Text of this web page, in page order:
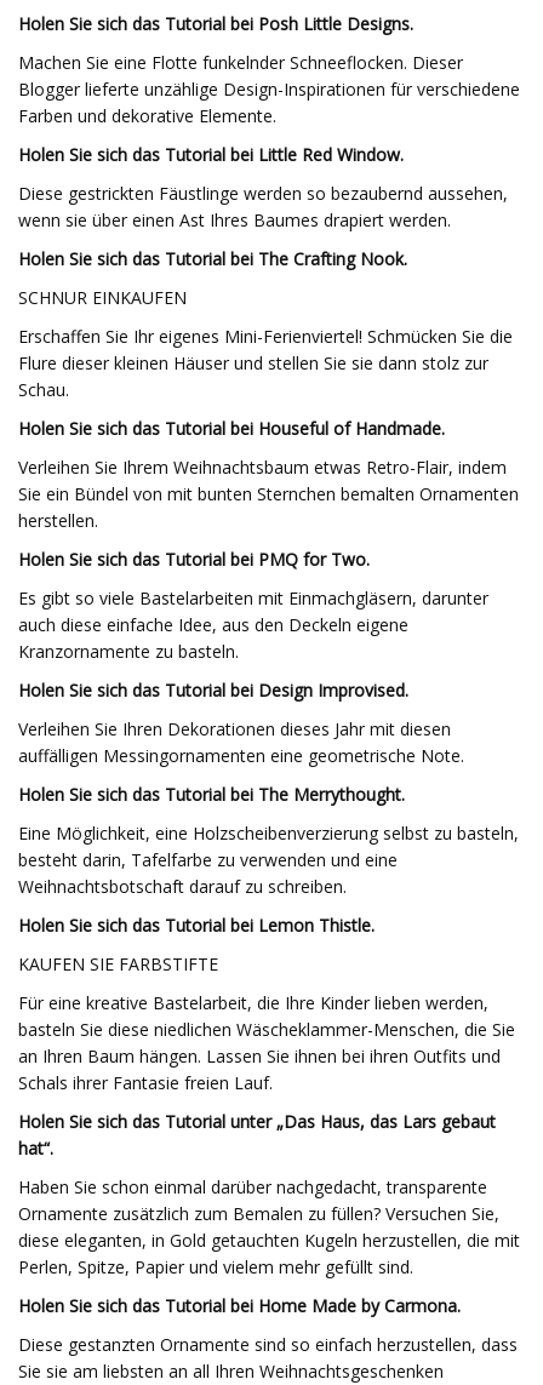
Holen Sie sich das Tutorial bei Posh Little Designs.
Machen Sie eine Flotte funkelnder Schneeflocken. Dieser
Blogger lieferte unzählige Design-Inspirationen für verschiedene
Farben und dekorative Elemente.
Holen Sie sich das Tutorial bei Little Red Window.
Diese gestrickten Fäustlinge werden so bezaubernd aussehen,
wenn sie über einen Ast Ihres Baumes drapiert werden.
Holen Sie sich das Tutorial bei The Crafting Nook.
SCHNUR EINKAUFEN
Erschaffen Sie Ihr eigenes Mini-Ferienviertel! Schmücken Sie die
Flure dieser kleinen Häuser und stellen Sie sie dann stolz zur
Schau.
Holen Sie sich das Tutorial bei Houseful of Handmade.
Verleihen Sie Ihrem Weihnachtsbaum etwas Retro-Flair, indem
Sie ein Bündel von mit bunten Sternchen bemalten Ornamenten
herstellen.
Holen Sie sich das Tutorial bei PMQ for Two.
Es gibt so viele Bastelarbeiten mit Einmachgläsern, darunter
auch diese einfache Idee, aus den Deckeln eigene
Kranzornamente zu basteln.
Holen Sie sich das Tutorial bei Design Improvised.
Verleihen Sie Ihren Dekorationen dieses Jahr mit diesen
auffälligen Messingornamenten eine geometrische Note.
Holen Sie sich das Tutorial bei The Merrythought.
Eine Möglichkeit, eine Holzscheibenverzierung selbst zu basteln,
besteht darin, Tafelfarbe zu verwenden und eine
Weihnachtsbotschaft darauf zu schreiben.
Holen Sie sich das Tutorial bei Lemon Thistle.
KAUFEN SIE FARBSTIFTE
Für eine kreative Bastelarbeit, die Ihre Kinder lieben werden,
basteln Sie diese niedlichen Wäscheklammer-Menschen, die Sie
an Ihren Baum hängen. Lassen Sie ihnen bei ihren Outfits und
Schals ihrer Fantasie freien Lauf.
Holen Sie sich das Tutorial unter „Das Haus, das Lars gebaut
hat“.
Haben Sie schon einmal darüber nachgedacht, transparente
Ornamente zusätzlich zum Bemalen zu füllen? Versuchen Sie,
diese eleganten, in Gold getauchten Kugeln herzustellen, die mit
Perlen, Spitze, Papier und vielem mehr gefüllt sind.
Holen Sie sich das Tutorial bei Home Made by Carmona.
Diese gestanzten Ornamente sind so einfach herzustellen, dass
Sie sie am liebsten an all Ihren Weihnachtsgeschenken